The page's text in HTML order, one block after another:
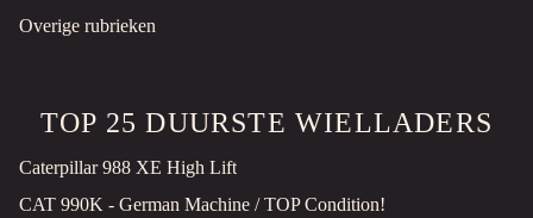
Overige rubrieken
TOP 25 DUURSTE WIELLADERS
Caterpillar 988 XE High Lift
CAT 990K - German Machine / TOP Condition!